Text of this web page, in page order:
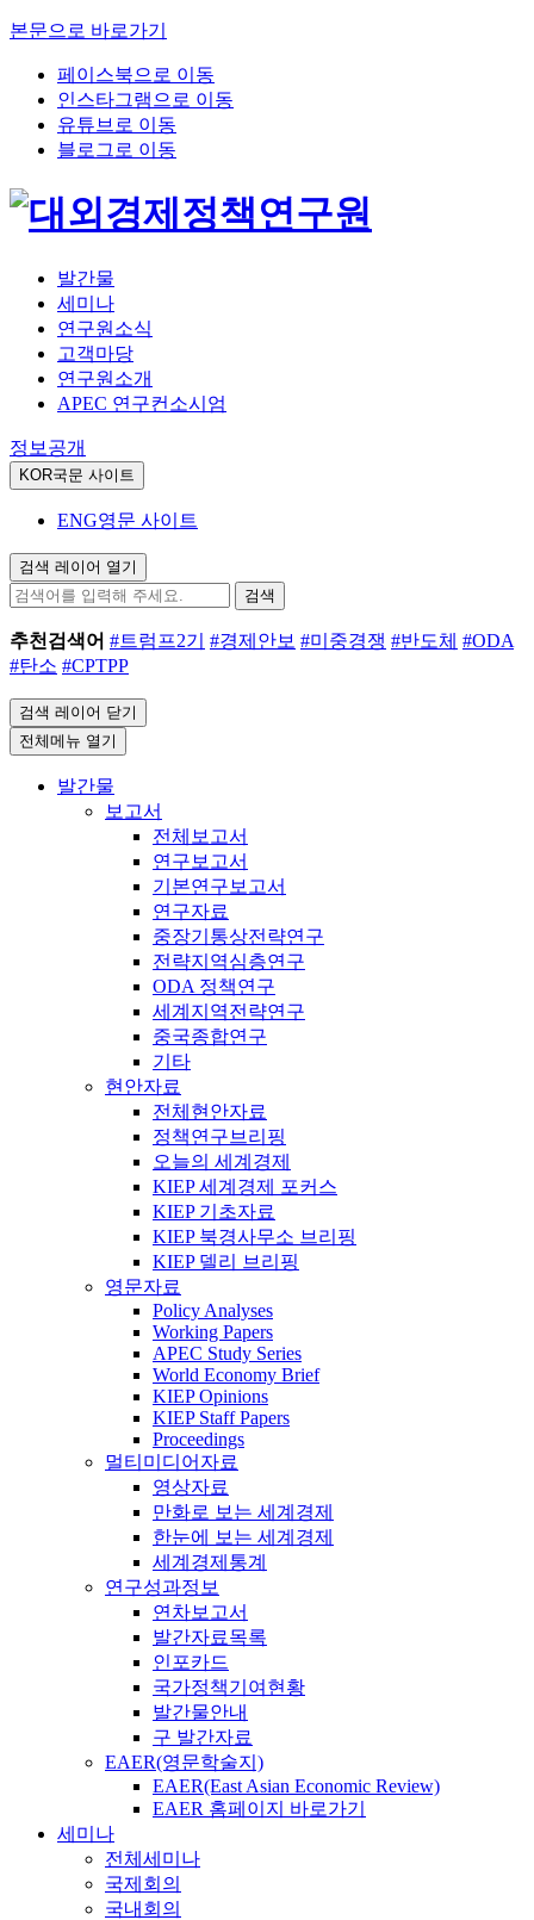
본문으로 바로가기
페이스북으로 이동
인스타그램으로 이동
유튜브로 이동
블로그로 이동
발간물
세미나
연구원소식
고객마당
연구원소개
APEC 연구컨소시엄
정보공개
KOR국문 사이트
ENG영문 사이트
검색 레이어 열기
검색
추천검색어 #트럼프2기 #경제안보 #미중경쟁 #반도체 #ODA
#탄소 #CPTPP
검색 레이어 닫기
전체메뉴 열기
발간물
보고서
전체보고서
연구보고서
기본연구보고서
연구자료
중장기통상전략연구
전략지역심층연구
ODA 정책연구
세계지역전략연구
중국종합연구
기타
현안자료
전체현안자료
정책연구브리핑
오늘의 세계경제
KIEP 세계경제 포커스
KIEP 기초자료
KIEP 북경사무소 브리핑
KIEP 델리 브리핑
영문자료
Policy Analyses
Working Papers
APEC Study Series
World Economy Brief
KIEP Opinions
KIEP Staff Papers
Proceedings
멀티미디어자료
영상자료
만화로 보는 세계경제
한눈에 보는 세계경제
세계경제통계
연구성과정보
연차보고서
발간자료목록
인포카드
국가정책기여현황
발간물안내
구 발간자료
EAER(영문학술지)
EAER(East Asian Economic Review)
EAER 홈페이지 바로가기
세미나
전체세미나
국제회의
국내회의